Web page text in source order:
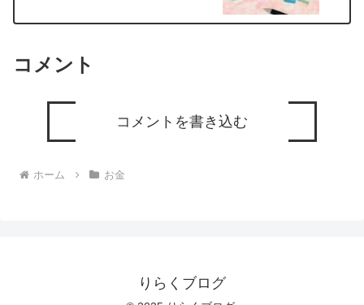
コメント
コメントを書き込む
ホーム お金
りらくブログ